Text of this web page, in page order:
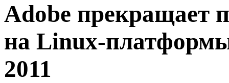
Adobe прекращает
на Linux-
2011